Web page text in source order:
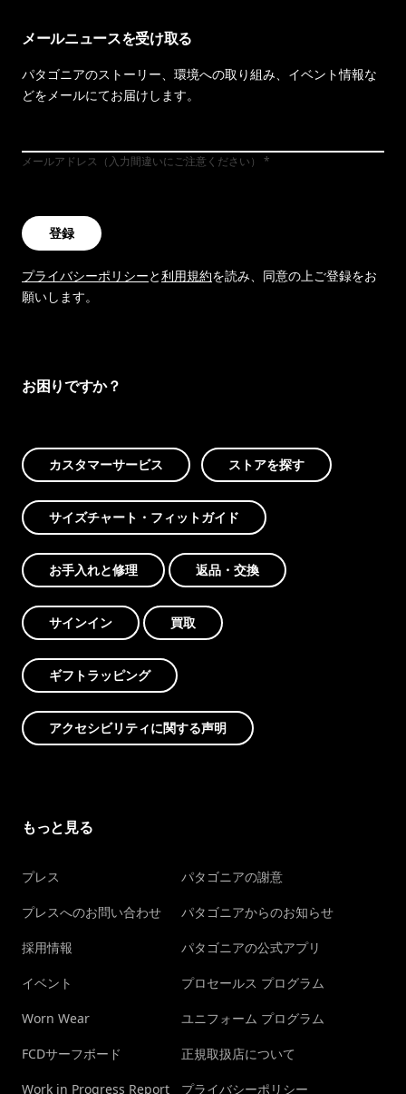
メールニュースを受け取る
パタゴニアのストーリー、環境への取り組み、イベント情報な
どをメールにてお届けします。
メールアドレス（入力間違いにご注意ください）
登録
プライバシーポリシーと利用規約を読み、同意の上ご登録をお
願いします。
お困りですか？
カスタマーサービス ストアを探す
サイズチャート・フィットガイド
お手入れと修理 返品・交換
サインイン 買取
ギフトラッピング
アクセシビリティに関する声明
もっと見る
プレス
プレスへのお問い合わせ
採用情報
イベント
Worn Wear
FCDサーフボード
Work in Progress Report
パタゴニアの謝意
パタゴニアからのお知らせ
パタゴニアの公式アプリ
プロセールス プログラム
ユニフォーム プログラム
正規取扱店について
プライバシーポリシー